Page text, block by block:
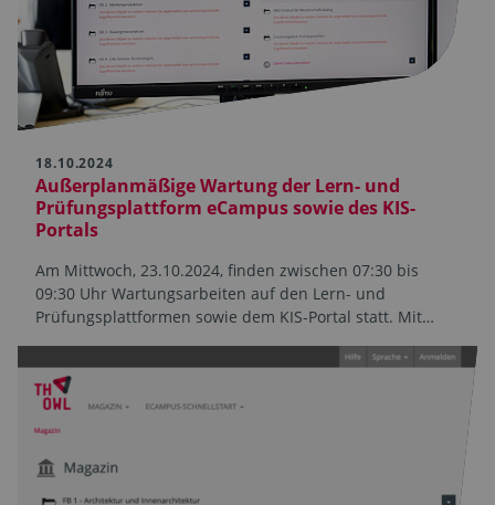
18.10.2024
Außerplanmäßige Wartung der Lern- und
Prüfungsplattform eCampus sowie des KIS-
Portals
Am Mittwoch, 23.10.2024, finden zwischen 07:30 bis
09:30 Uhr Wartungsarbeiten auf den Lern- und
Prüfungsplattformen sowie dem KIS-Portal statt. Mit…